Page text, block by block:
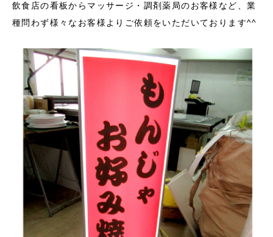
飲食店の看板からマッサージ・調剤薬局のお客様など、業
種問わず様々なお客様よりご依頼をいただいております^^